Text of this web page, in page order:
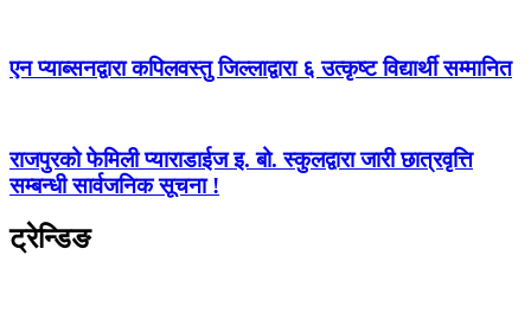
एन प्याब्सनद्वारा कपिलवस्तु जिल्लाद्वारा ६ उत्कृष्ट विद्यार्थी सम्मानित
राजपुरको फेमिली प्याराडाईज इ. बो. स्कुलद्वारा जारी छात्रवृत्ति
सम्बन्धी सार्वजनिक सूचना !
ट्रेन्डिङ